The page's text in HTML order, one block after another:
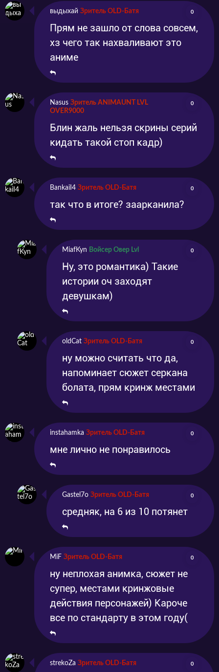
выдыхай Зритель OLD-Батя 0
Прям не зашло от слова совсем,
хз чего так нахваливают это
аниме
Nasus Зритель ANIMAUNT LVL
OVER9000
0
Блин жаль нельзя скрины серий
кидать такой стоп кадр)
BankaiI4 Зритель OLD-Батя 0
так что в итоге? заарканила?
MiafKyn Войсер Овер Lvl 0
Ну, это романтика) Такие
истории оч заходят
девушкам)
oldCat Зритель OLD-Батя 0
ну можно считать что да,
напоминает сюжет серкана
болата, прям кринж местами
instahamka Зритель OLD-Батя 0
мне лично не понравилось
Gastel7o Зритель OLD-Батя 0
средняк, на 6 из 10 потянет
MiF Зритель OLD-Батя 0
ну неплохая анимка, сюжет не
супер, местами кринжовые
действия персонажей) Кароче
все по стандарту в этом году(
strekoZa Зритель OLD-Батя 0